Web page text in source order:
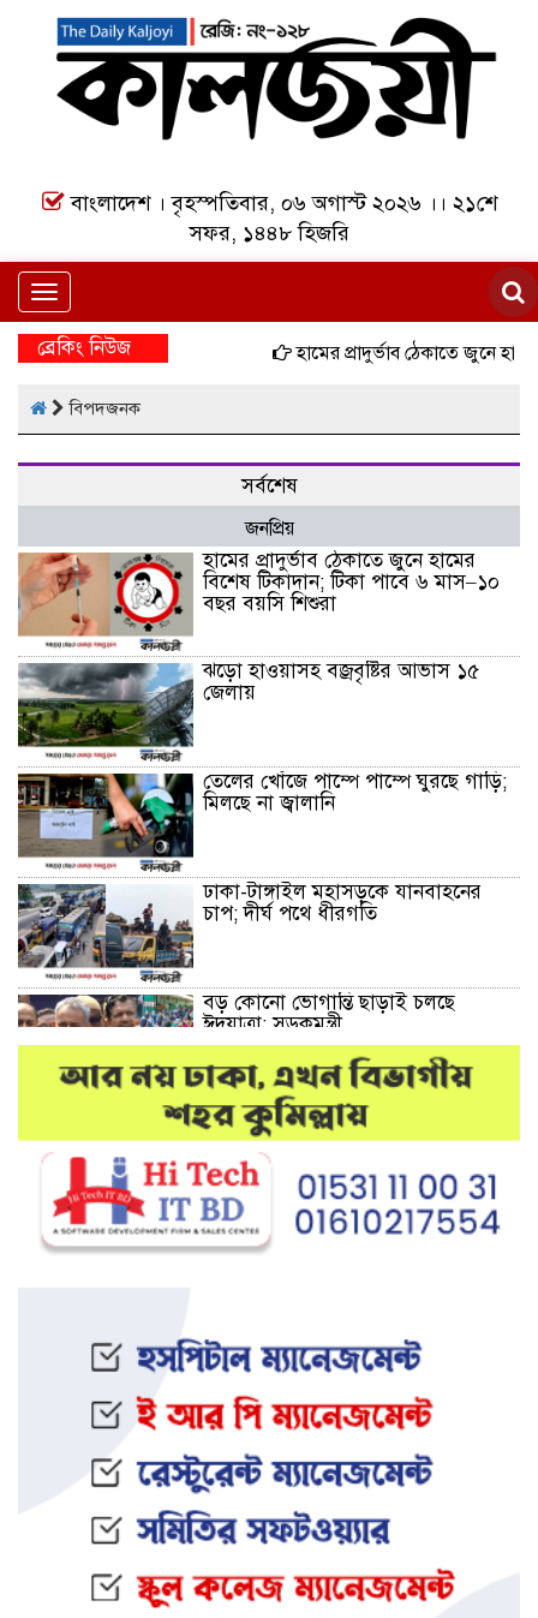
বাংলাদেশ । বৃহস্পতিবার, ০৬ অগাস্ট ২০২৬ ।। ২১শে
সফর, ১৪৪৮ হিজরি
Toggle
navigation
ব্রেকিং নিউজ হামের প্রাদুর্ভাব ঠেকাতে জুনে
বিপদজনক
সর্বশেষ
জনপ্রিয়
হামের প্রাদুর্ভাব ঠেকাতে জুনে হামের
বিশেষ টিকাদান; টিকা পাবে ৬ মাস–১০
বছর বয়সি শিশুরা
ঝড়ো হাওয়াসহ বজ্রবৃষ্টির আভাস ১৫
জেলায়
তেলের খোঁজে পাম্পে পাম্পে ঘুরছে গাড়ি;
মিলছে না জ্বালানি
ঢাকা-টাঙ্গাইল মহাসড়কে যানবাহনের
চাপ; দীর্ঘ পথে ধীরগতি
বড় কোনো ভোগান্তি ছাড়াই চলছে
ঈদযাত্রা: সড়কমন্ত্রী
মেলান্দহে উপবৃত্তি কেলেঙ্কারি:
অভিভাবকের জায়গায় শিক্ষকের ব্যাংক
হিসাব
দেশে আবারও উদ্ধার হলো ভয়ংকর
মাদক: ক্রিস্টাল মেথ ও এলএসডি
ইফতার অনুষ্ঠানকে কেন্দ্র করে বিএনপি–
জামায়াত সংঘর্ষ: আহত ৮
তিনজনের মৃত্যুদণ্ড
করে যুবকের আত্মহ ত্যা